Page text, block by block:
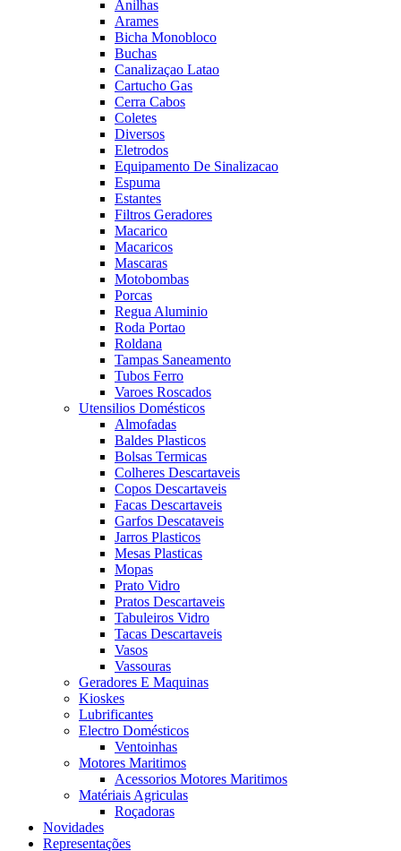
Anilhas
Arames
Bicha Monobloco
Buchas
Canalizaçao Latao
Cartucho Gas
Cerra Cabos
Coletes
Diversos
Eletrodos
Equipamento De Sinalizacao
Espuma
Estantes
Filtros Geradores
Macarico
Macaricos
Mascaras
Motobombas
Porcas
Regua Aluminio
Roda Portao
Roldana
Tampas Saneamento
Tubos Ferro
Varoes Roscados
Utensilios Domésticos
Almofadas
Baldes Plasticos
Bolsas Termicas
Colheres Descartaveis
Copos Descartaveis
Facas Descartaveis
Garfos Descataveis
Jarros Plasticos
Mesas Plasticas
Mopas
Prato Vidro
Pratos Descartaveis
Tabuleiros Vidro
Tacas Descartaveis
Vasos
Vassouras
Geradores E Maquinas
Kioskes
Lubrificantes
Electro Domésticos
Ventoinhas
Motores Maritimos
Acessorios Motores Maritimos
Matériais Agriculas
Roçadoras
Novidades
Representações